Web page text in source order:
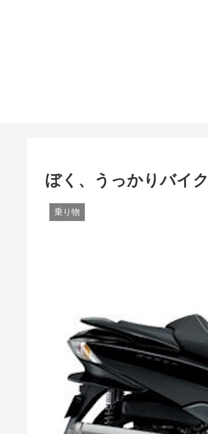
ぼく、うっかりバイ
乗り物